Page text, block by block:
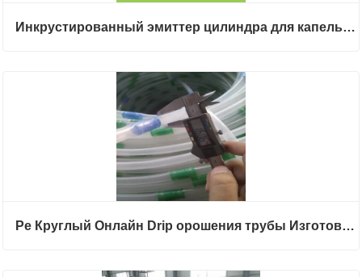
Инкрустированный эмиттер цилиндра для капельного орошения полиэтиленовый шланг для производства экструдера
Pe Круглый Онлайн Drip орошения трубы Изготовление машины